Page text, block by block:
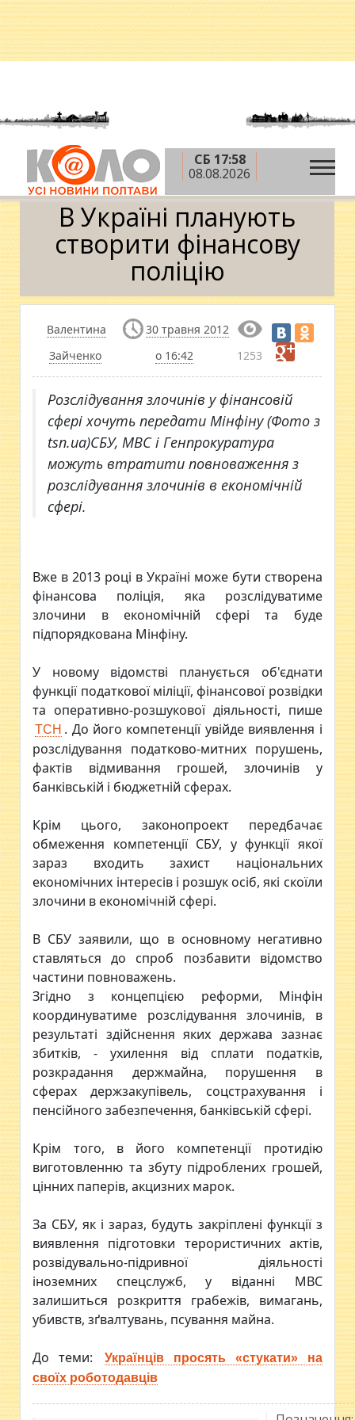
СБ 17:58
08.08.2026
Головна » Новини »
В Україні планують
створити фінансову поліцію
В Україні планують
створити фінансову
поліцію
Валентина
Зайченко
30 травня 2012
о 16:42
1253
Розслідування злочинів у фінансовій
сфері хочуть передати Мінфіну (Фото з
tsn.ua)СБУ, МВС і Генпрокуратура
можуть втратити повноваження з
розслідування злочинів в економічній
сфері.
Вже в 2013 році в Україні може бути створена
фінансова поліція, яка розслідуватиме
злочини в економічній сфері та буде
підпорядкована Мінфіну.
У новому відомстві планується об'єднати
функції податкової міліції, фінансової розвідки
та оперативно-розшукової діяльності, пише
ТСН . До його компетенції увійде виявлення і
розслідування податково-митних порушень,
фактів відмивання грошей, злочинів у
банківській і бюджетній сферах.
Крім цього, законопроект передбачає
обмеження компетенції СБУ, у функції якої
зараз входить захист національних
економічних інтересів і розшук осіб, які скоїли
злочини в економічній сфері.
В СБУ заявили, що в основному негативно
ставляться до спроб позбавити відомство
частини повноважень.
Згідно з концепцією реформи, Мінфін
координуватиме розслідування злочинів, в
результаті здійснення яких держава зазнає
збитків, - ухилення від сплати податків,
розкрадання держмайна, порушення в
сферах держзакупівель, соцстрахування і
пенсійного забезпечення, банківській сфері.
Крім того, в його компетенції протидію
виготовленню та збуту підроблених грошей,
цінних паперів, акцизних марок.
За СБУ, як і зараз, будуть закріплені функції з
виявлення підготовки терористичних актів,
розвідувально-підривної діяльності
іноземних спецслужб, у віданні МВС
залишиться розкриття грабежів, вимагань,
убивств, зґвалтувань, псування майна.
До теми:
Українців просять «стукати» на
своїх роботодавців